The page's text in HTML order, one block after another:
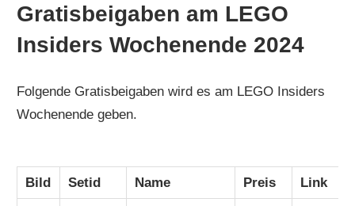
Gratisbeigaben am LEGO
Insiders Wochenende 2024
Folgende Gratisbeigaben wird es am LEGO Insiders
Wochenende geben.
Bild Setid Name Preis Link